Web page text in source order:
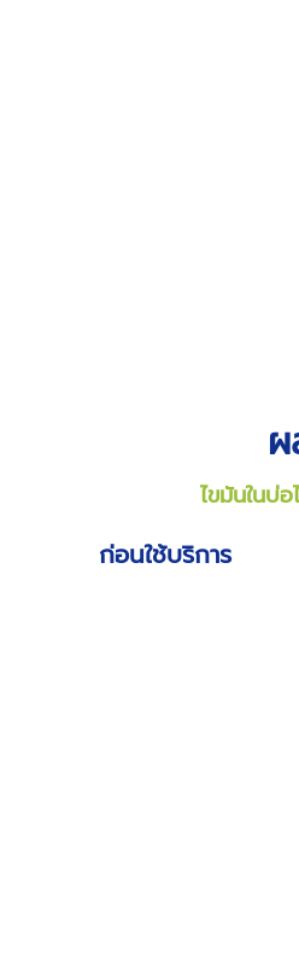
ไขมันในบ่
ก่อนใช้บริการ